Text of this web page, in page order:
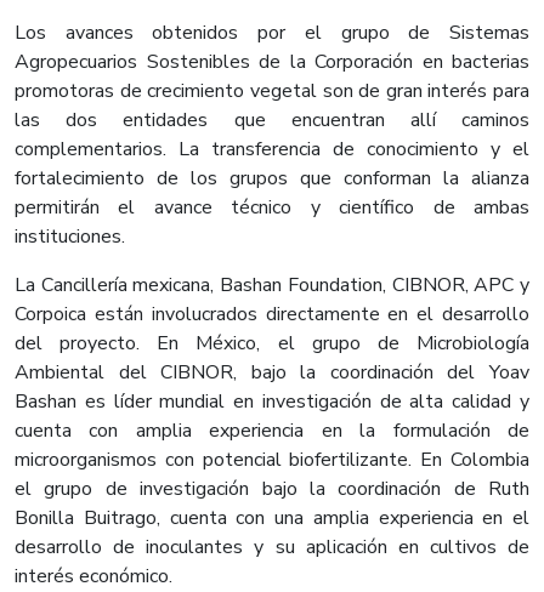
Los avances obtenidos por el grupo de Sistemas
Agropecuarios Sostenibles de la Corporación en bacterias
promotoras de crecimiento vegetal son de gran interés para
las dos entidades que encuentran allí caminos
complementarios. La transferencia de conocimiento y el
fortalecimiento de los grupos que conforman la alianza
permitirán el avance técnico y científico de ambas
instituciones.
La Cancillería mexicana, Bashan Foundation, CIBNOR, APC y
Corpoica están involucrados directamente en el desarrollo
del proyecto. En México, el grupo de Microbiología
Ambiental del CIBNOR, bajo la coordinación del Yoav
Bashan es líder mundial en investigación de alta calidad y
cuenta con amplia experiencia en la formulación de
microorganismos con potencial biofertilizante. En Colombia
el grupo de investigación bajo la coordinación de Ruth
Bonilla Buitrago, cuenta con una amplia experiencia en el
desarrollo de inoculantes y su aplicación en cultivos de
interés económico.